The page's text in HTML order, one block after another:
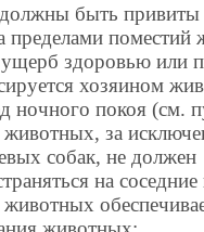
быть привиты
пределами поместий
здоровью или
хозяином
ночного покоя (см.
за
собак, не должен
на